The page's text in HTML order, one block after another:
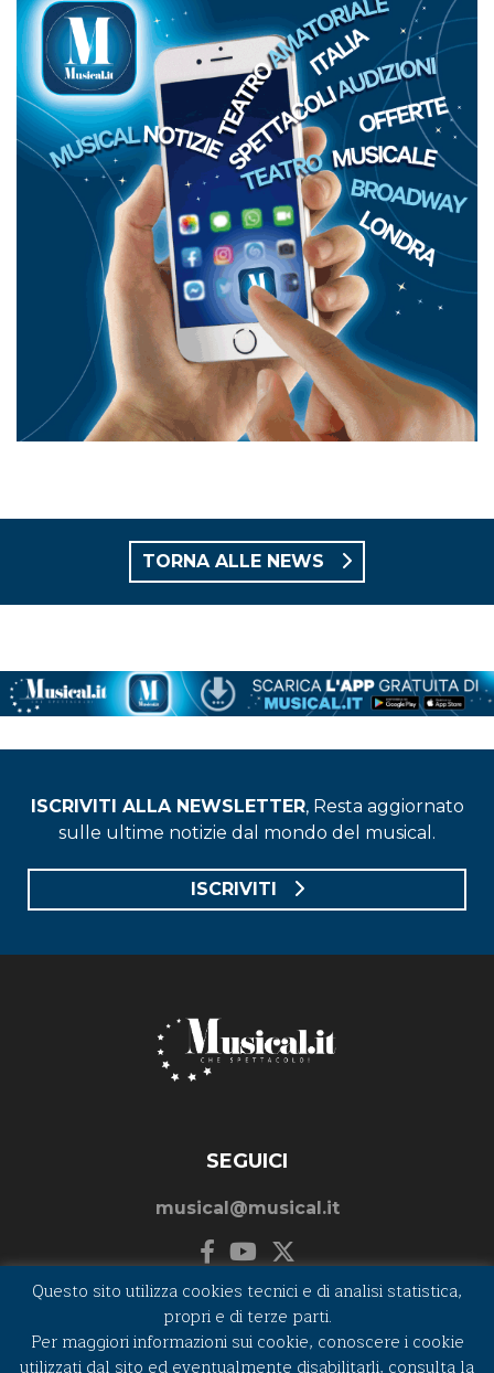
TORNA ALLE NEWS
ISCRIVITI ALLA NEWSLETTER, Resta aggiornato
sulle ultime notizie dal mondo del musical.
ISCRIVITI
SEGUICI
musical@musical.it
©2026 MUSICAL.IT - P.I. e C.F. 01262820432
Questo sito utilizza cookies tecnici e di analisi statistica,
propri e di terze parti.
Per maggiori informazioni sui cookie, conoscere i cookie